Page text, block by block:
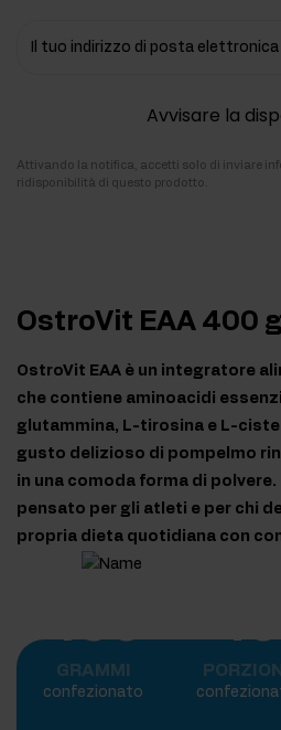
Il tuo indirizzo di posta elettronica
Avvisare la
Attivando la notifica, accetti solo di inviare
ridisponibilità di questo prodotto.
OstroVit EAA 400
OstroVit EAA è un integratore
che contiene aminoacidi
glutammina, L-tirosina e L-
gusto delizioso di pompelmo
in una comoda forma di
pensato per gli atleti e per chi
propria dieta quotidiana con
400
GRAMMI
confezionato
40
PORZIONI